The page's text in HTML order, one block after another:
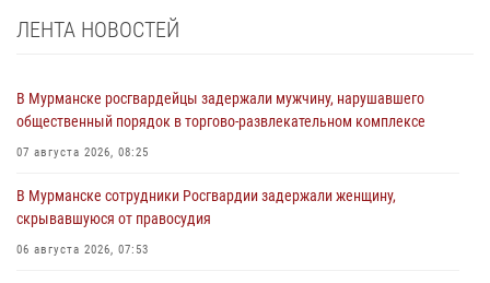
ЛЕНТА НОВОСТЕЙ
В Мурманске росгвардейцы задержали мужчину, нарушавшего
общественный порядок в торгово-развлекательном комплексе
07 августа 2026, 08:25
В Мурманске сотрудники Росгвардии задержали женщину,
скрывавшуюся от правосудия
06 августа 2026, 07:53